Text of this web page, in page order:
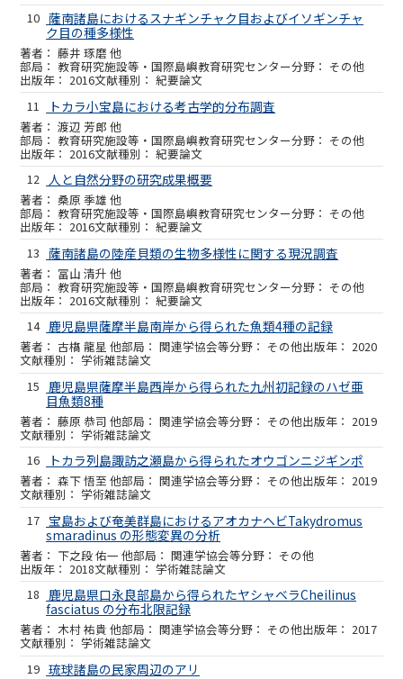
10 薩南諸島におけるスナギンチャク目およびイソギンチャ
ク目の種多様性
藤井 琢磨 他
教育研究施設等・国際島嶼教育研究センター その他
2016
紀要論文
11
トカラ小宝島における考古学的分布調査
渡辺 芳郎 他
教育研究施設等・国際島嶼教育研究センター その他
2016
紀要論文
12 人と自然分野の研究成果概要
桑原 季雄 他
教育研究施設等・国際島嶼教育研究センター その他
2016
紀要論文
13 薩南諸島の陸産貝類の生物多様性に関する現況調査
冨山 清升 他
教育研究施設等・国際島嶼教育研究センター その他
2016
紀要論文
14 鹿児島県薩摩半島南岸から得られた魚類4種の記録
古𣘺 龍星 他 関連学協会等 その他 2020
学術雑誌論文
15
鹿児島県薩摩半島西岸から得られた九州初記録のハゼ亜
目魚類8種
藤原 恭司 他 関連学協会等 その他 2019
学術雑誌論文
16
トカラ列島諏訪之瀬島から得られたオウゴンニジギンポ
森下 悟至 他 関連学協会等 その他 2019
学術雑誌論文
17 宝島および奄美群島におけるアオカナヘビTakydromus
smaradinus の形態変異の分析
下之段 佑一 他 関連学協会等 その他
2018
学術雑誌論文
18 鹿児島県口永良部島から得られたヤシャベラCheilinus
fasciatus の分布北限記録
木村 祐貴 他 関連学協会等 その他 2017
学術雑誌論文
19 琉球諸島の民家周辺のアリ